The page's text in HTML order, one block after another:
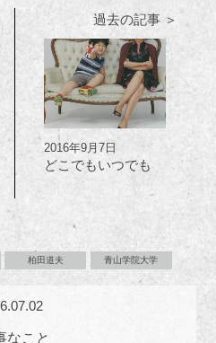
過去の記事 ＞
2016年9月7日
どこでもいつでも
柏田道夫 青山学院大学
なこと